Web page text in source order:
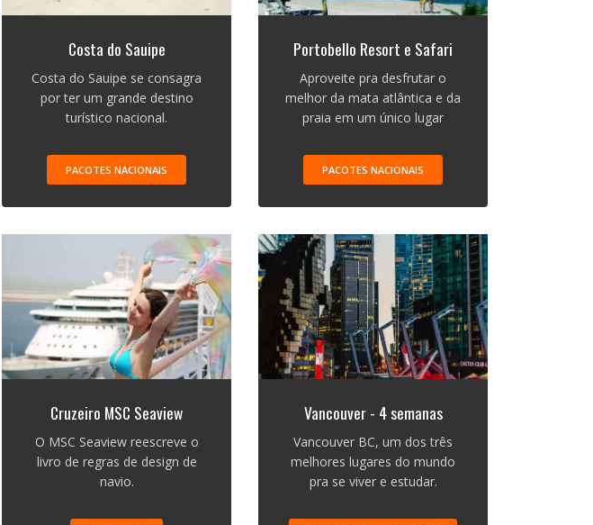
Costa do Sauipe
Costa do Sauipe se consagra
por ter um grande destino
turístico nacional.
PACOTES NACIONAIS
Portobello Resort e Safari
Aproveite pra desfrutar o
melhor da mata atlântica e da
praia em um único lugar
PACOTES NACIONAIS
Cruzeiro MSC Seaview
O MSC Seaview reescreve o
livro de regras de design de
navio.
Vancouver - 4 semanas
Vancouver BC, um dos três
melhores lugares do mundo
pra se viver e estudar.